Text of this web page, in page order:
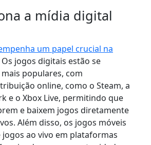
a mídia digital
um papel crucial na
Os jogos digitais estão se
populares, com
online, como o Steam, a
e o Xbox Live, permitindo que
e baixem jogos diretamente
Além disso, os jogos móveis
jogos ao vivo em plataformas